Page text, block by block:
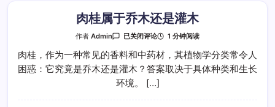
肉桂属于乔木还是灌木
作者Admin
肉
属
于
乔
木
还
已关闭评论 1 分钟阅读
肉桂，作为一种常见的香料和中药材，其植物学分类常令人
困惑：它究竟是乔木还是灌木？答案取决于具体种类和生长
环境。 […]